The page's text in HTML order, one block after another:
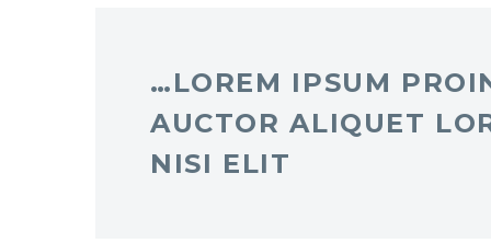
…LOREM IPSUM
AUCTOR ALIQUET
NISI ELIT